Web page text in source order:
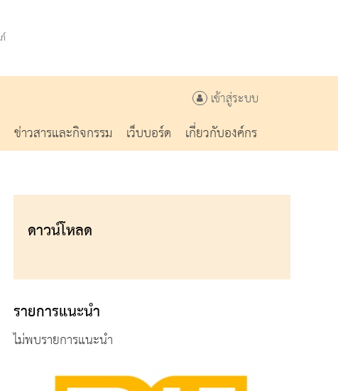
เข้าสู่ระบบ
ข่าวสารและกิจกรรม เว็บบอร์ด
เกี่ยวกับองค์กร
ดาวน์โหลด
รายการแนะนำ
ไม่พบรายการแนะนำ